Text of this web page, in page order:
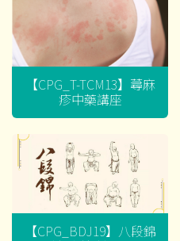
【CPG_T-TCM13】蕁麻
疹中藥講座
【CPG_BDJ19】八段錦